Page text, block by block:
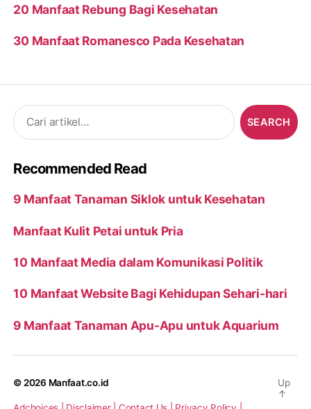
20 Manfaat Rebung Bagi Kesehatan
30 Manfaat Romanesco Pada Kesehatan
Search
for:
Recommended Read
9 Manfaat Tanaman Siklok untuk Kesehatan
Manfaat Kulit Petai untuk Pria
10 Manfaat Media dalam Komunikasi Politik
10 Manfaat Website Bagi Kehidupan Sehari-hari
9 Manfaat Tanaman Apu-Apu untuk Aquarium
© 2026 Manfaat.co.id
Up
↑